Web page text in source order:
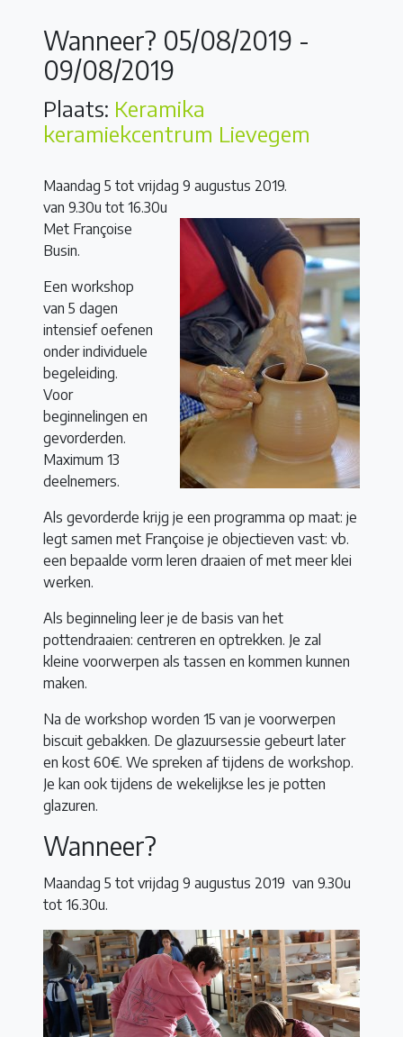
Wanneer? 05/08/2019 -
09/08/2019
Plaats: Keramika
keramiekcentrum Lievegem
Maandag 5 tot vrijdag 9 augustus 2019.
van 9.30u tot 16.30u
Met Françoise
Busin.
Een workshop
van 5 dagen
intensief oefenen
onder individuele
begeleiding.
Voor
beginnelingen en
gevorderden.
Maximum 13
deelnemers.
Als gevorderde krijg je een programma op maat: je
legt samen met Françoise je objectieven vast: vb.
een bepaalde vorm leren draaien of met meer klei
werken.
Als beginneling leer je de basis van het
pottendraaien: centreren en optrekken. Je zal
kleine voorwerpen als tassen en kommen kunnen
maken.
Na de workshop worden 15 van je voorwerpen
biscuit gebakken. De glazuursessie gebeurt later
en kost 60€. We spreken af tijdens de workshop.
Je kan ook tijdens de wekelijkse les je potten
glazuren.
Wanneer?
Maandag 5 tot vrijdag 9 augustus 2019 van 9.30u
tot 16.30u.